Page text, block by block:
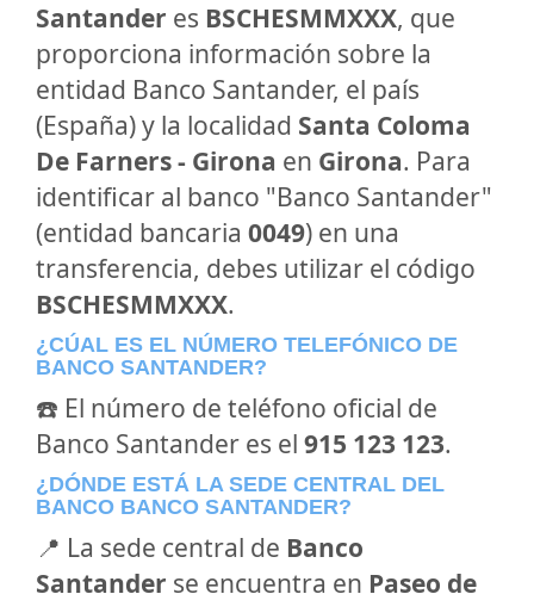
Santander es BSCHESMMXXX, que
proporciona información sobre la
entidad Banco Santander, el país
(España) y la localidad Santa Coloma
De Farners - Girona en Girona. Para
identificar al banco "Banco Santander"
(entidad bancaria 0049) en una
transferencia, debes utilizar el código
BSCHESMMXXX.
¿CÚAL ES EL NÚMERO TELEFÓNICO DE
BANCO SANTANDER?
☎️ El número de teléfono oficial de
Banco Santander es el 915 123 123.
¿DÓNDE ESTÁ LA SEDE CENTRAL DEL
BANCO BANCO SANTANDER?
📍 La sede central de Banco
Santander se encuentra en Paseo de